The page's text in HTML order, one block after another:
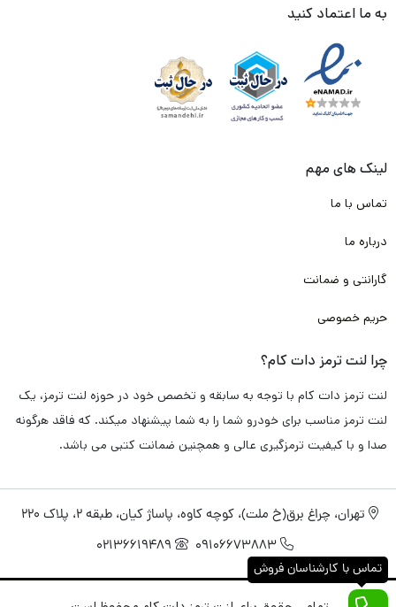
به شما بابت تک تک این دغدغه ها و سوال ها حق می دهیم .
ما در تیم لنت ترمز دات کام و باتوجه به تجربه و شناختی که سال ها
دقیقا پاسخگو تمامی دغدغه و سوال های شما باشد.
گارانتیمی کنیم.
تضمینی
فاقد هرگونه سوت کشیدن و صدا اضافی
می باشد. و دقیقا
مطابق استاندارد های کارخانه
خودرو آئودی Q3
طراحی و تولید شده
راجب عملکرد ترمزگیری سریع و خوب هم باید خدمتتان عرض کنم با
توجه به تکنولوژی های روز، همچون نانو و مواد اولیه به کار رفته
همچون کربن، فایبر، متال و با توجه به پخت کوره ای مناسب و انجام
به ما اعتماد کنید
لینک های مهم
تماس با ما
درباره ما
گارانتی و ضمانت
حریم خصوصی
چرا لنت ترمز دات کام؟
لنت ترمز دات کام با توجه به سابقه و تخصص خود در حوزه لنت ترمز، یک
لنت ترمز مناسب برای خودرو شما را به شما پیشنهاد میکند. که فاقد هرگونه
صدا و با کیفیت ترمزگیری عالی و همچنین ضمانت کتبی می باشد.
تهران، چراغ برق(خ ملت)، کوچه کاوه، پاساژ کیان، طبقه 2، پلاک 220
09106673883
02136619489
تماس با کارشناسان فروش